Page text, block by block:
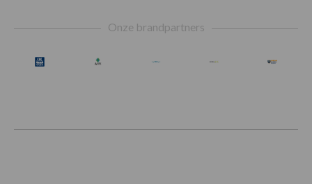
Onze brandpartners